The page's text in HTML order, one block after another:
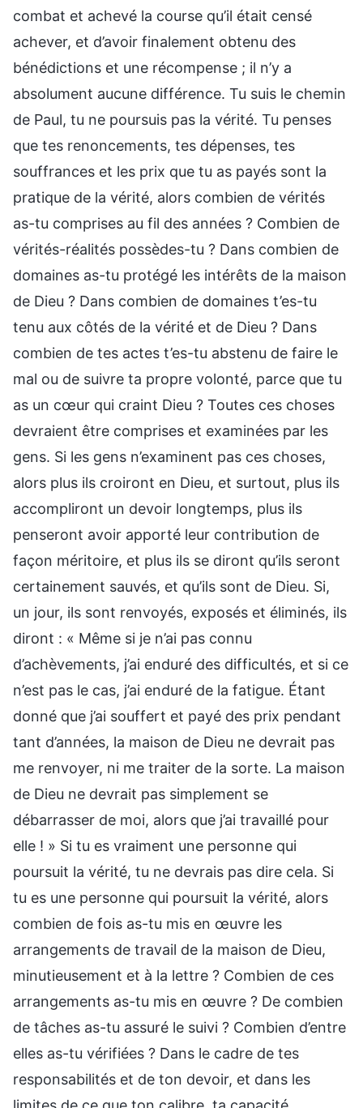
combat et achevé la course qu’il était censé
achever, et d’avoir finalement obtenu des
bénédictions et une récompense ; il n’y a
absolument aucune différence. Tu suis le chemin
de Paul, tu ne poursuis pas la vérité. Tu penses
que tes renoncements, tes dépenses, tes
souffrances et les prix que tu as payés sont la
pratique de la vérité, alors combien de vérités
as-tu comprises au fil des années ? Combien de
vérités-réalités possèdes-tu ? Dans combien de
domaines as-tu protégé les intérêts de la maison
de Dieu ? Dans combien de domaines t’es-tu
tenu aux côtés de la vérité et de Dieu ? Dans
combien de tes actes t’es-tu abstenu de faire le
mal ou de suivre ta propre volonté, parce que tu
as un cœur qui craint Dieu ? Toutes ces choses
devraient être comprises et examinées par les
gens. Si les gens n’examinent pas ces choses,
alors plus ils croiront en Dieu, et surtout, plus ils
accompliront un devoir longtemps, plus ils
penseront avoir apporté leur contribution de
façon méritoire, et plus ils se diront qu’ils seront
certainement sauvés, et qu’ils sont de Dieu. Si,
un jour, ils sont renvoyés, exposés et éliminés, ils
diront : « Même si je n’ai pas connu
d’achèvements, j’ai enduré des difficultés, et si ce
n’est pas le cas, j’ai enduré de la fatigue. Étant
donné que j’ai souffert et payé des prix pendant
tant d’années, la maison de Dieu ne devrait pas
me renvoyer, ni me traiter de la sorte. La maison
de Dieu ne devrait pas simplement se
débarrasser de moi, alors que j’ai travaillé pour
elle ! » Si tu es vraiment une personne qui
poursuit la vérité, tu ne devrais pas dire cela. Si
tu es une personne qui poursuit la vérité, alors
combien de fois as-tu mis en œuvre les
arrangements de travail de la maison de Dieu,
minutieusement et à la lettre ? Combien de ces
arrangements as-tu mis en œuvre ? De combien
de tâches as-tu assuré le suivi ? Combien d’entre
elles as-tu vérifiées ? Dans le cadre de tes
responsabilités et de ton devoir, et dans les